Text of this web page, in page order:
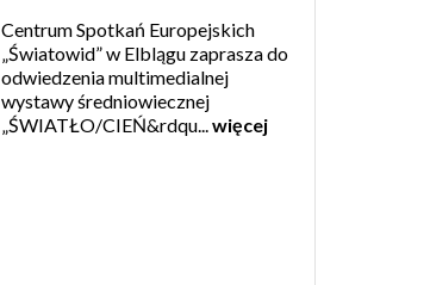
Centrum Spotkań Europejskich
„Światowid” w Elblągu zaprasza do
odwiedzenia multimedialnej
wystawy średniowiecznej
„ŚWIATŁO/CIEŃ&rdqu...więcej